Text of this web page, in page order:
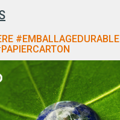
#EMBALLAGEDURABLE